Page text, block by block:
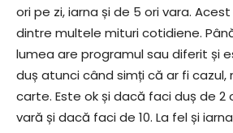
ori pe zi, iarna și de 5 ori vara.
dintre multele mituri cotidiene.
lumea are programul sau diferit și
duș atunci când simți că ar fi cazul,
carte. Este ok și dacă faci duș de 2
vară și dacă faci de 10. La fel și